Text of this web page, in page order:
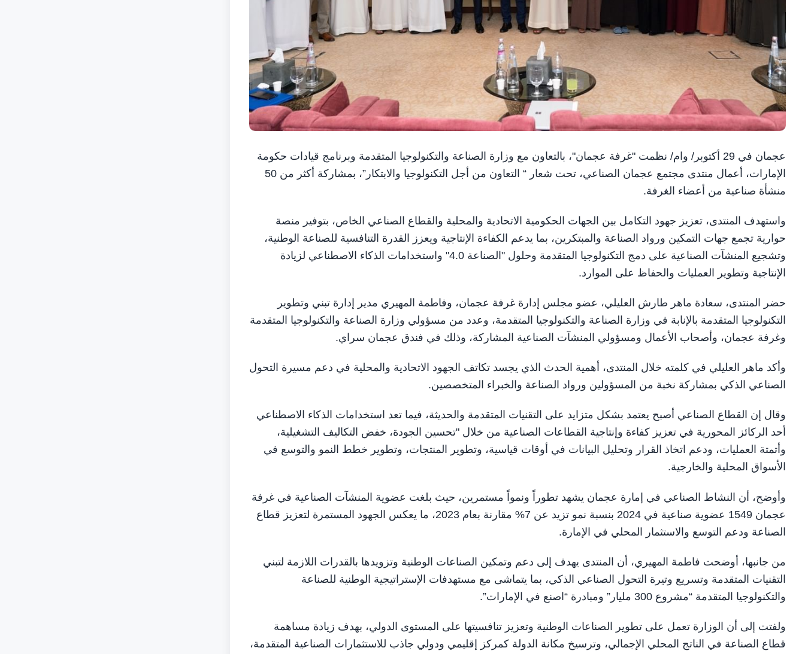
عجمان في 29 أكتوبر/ وام/ نظمت "غرفة عجمان"، بالتعاون مع وزارة الصناعة والتكنولوجيا المتقدمة وبرنامج قيادات حكومة
الإمارات، أعمال منتدى مجتمع عجمان الصناعي، تحت شعار “ التعاون من أجل التكنولوجيا والابتكار”، بمشاركة أكثر من 50
منشأة صناعية من أعضاء الغرفة.
واستهدف المنتدى، تعزيز جهود التكامل بين الجهات الحكومية الاتحادية والمحلية والقطاع الصناعي الخاص، بتوفير منصة
حوارية تجمع جهات التمكين ورواد الصناعة والمبتكرين، بما يدعم الكفاءة الإنتاجية ويعزز القدرة التنافسية للصناعة الوطنية،
وتشجيع المنشآت الصناعية على دمج التكنولوجيا المتقدمة وحلول "الصناعة 4.0" واستخدامات الذكاء الاصطناعي لزيادة
الإنتاجية وتطوير العمليات والحفاظ على الموارد.
حضر المنتدى، سعادة ماهر طارش العليلي، عضو مجلس إدارة غرفة عجمان، وفاطمة المهيري مدير إدارة تبني وتطوير
التكنولوجيا المتقدمة بالإنابة في وزارة الصناعة والتكنولوجيا المتقدمة، وعدد من مسؤولي وزارة الصناعة والتكنولوجيا المتقدمة
وغرفة عجمان، وأصحاب الأعمال ومسؤولي المنشآت الصناعية المشاركة، وذلك في فندق عجمان سراي.
وأكد ماهر العليلي في كلمته خلال المنتدى، أهمية الحدث الذي يجسد تكاتف الجهود الاتحادية والمحلية في دعم مسيرة التحول
الصناعي الذكي بمشاركة نخبة من المسؤولين ورواد الصناعة والخبراء المتخصصين.
وقال إن القطاع الصناعي أصبح يعتمد بشكل متزايد على التقنيات المتقدمة والحديثة، فيما تعد استخدامات الذكاء الاصطناعي
أحد الركائز المحورية في تعزيز كفاءة وإنتاجية القطاعات الصناعية من خلال "تحسين الجودة، خفض التكاليف التشغيلية،
وأتمتة العمليات، ودعم اتخاذ القرار وتحليل البيانات في أوقات قياسية، وتطوير المنتجات، وتطوير خطط النمو والتوسع في
الأسواق المحلية والخارجية.
وأوضح، أن النشاط الصناعي في إمارة عجمان يشهد تطوراً ونمواً مستمرين، حيث بلغت عضوية المنشآت الصناعية في غرفة
عجمان 1549 عضوية صناعية في 2024 بنسبة نمو تزيد عن 7% مقارنة بعام 2023، ما يعكس الجهود المستمرة لتعزيز قطاع
الصناعة ودعم التوسع والاستثمار المحلي في الإمارة.
من جانبها، أوضحت فاطمة المهيري، أن المنتدى يهدف إلى دعم وتمكين الصناعات الوطنية وتزويدها بالقدرات اللازمة لتبني
التقنيات المتقدمة وتسريع وتيرة التحول الصناعي الذكي، بما يتماشى مع مستهدفات الإستراتيجية الوطنية للصناعة
والتكنولوجيا المتقدمة “مشروع 300 مليار” ومبادرة “اصنع في الإمارات”.
ولفتت إلى أن الوزارة تعمل على تطوير الصناعات الوطنية وتعزيز تنافسيتها على المستوى الدولي، بهدف زيادة مساهمة
قطاع الصناعة في الناتج المحلي الإجمالي، وترسيخ مكانة الدولة كمركز إقليمي ودولي جاذب للاستثمارات الصناعية المتقدمة،